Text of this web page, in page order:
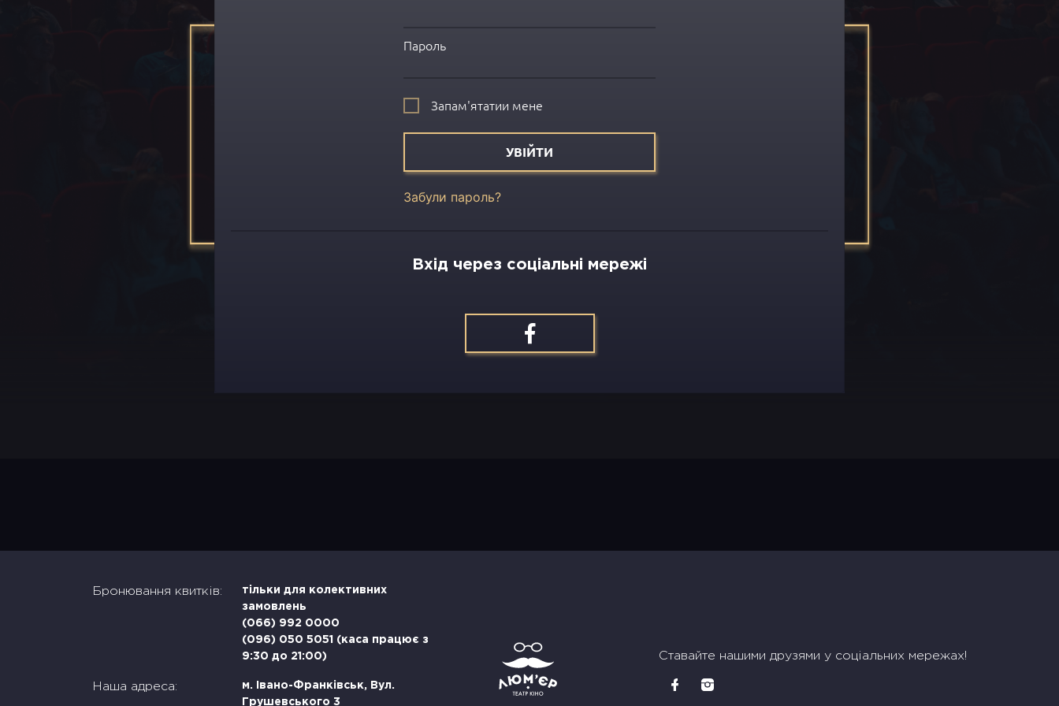
Пароль
Запам'ятатии мене
УВІЙТИ
Забули пароль?
Вхід через соціальні мережі
Бронювання квитків:
тільки для колективних
замовлень
(066) 992 0000
(096) 050 5051 (каса працює з
9:30 до 21:00)
Наша адреса:
м. Івано-Франківськ, Вул.
Грушевського 3
Ставайте нашими друзями у соціальних мережах!